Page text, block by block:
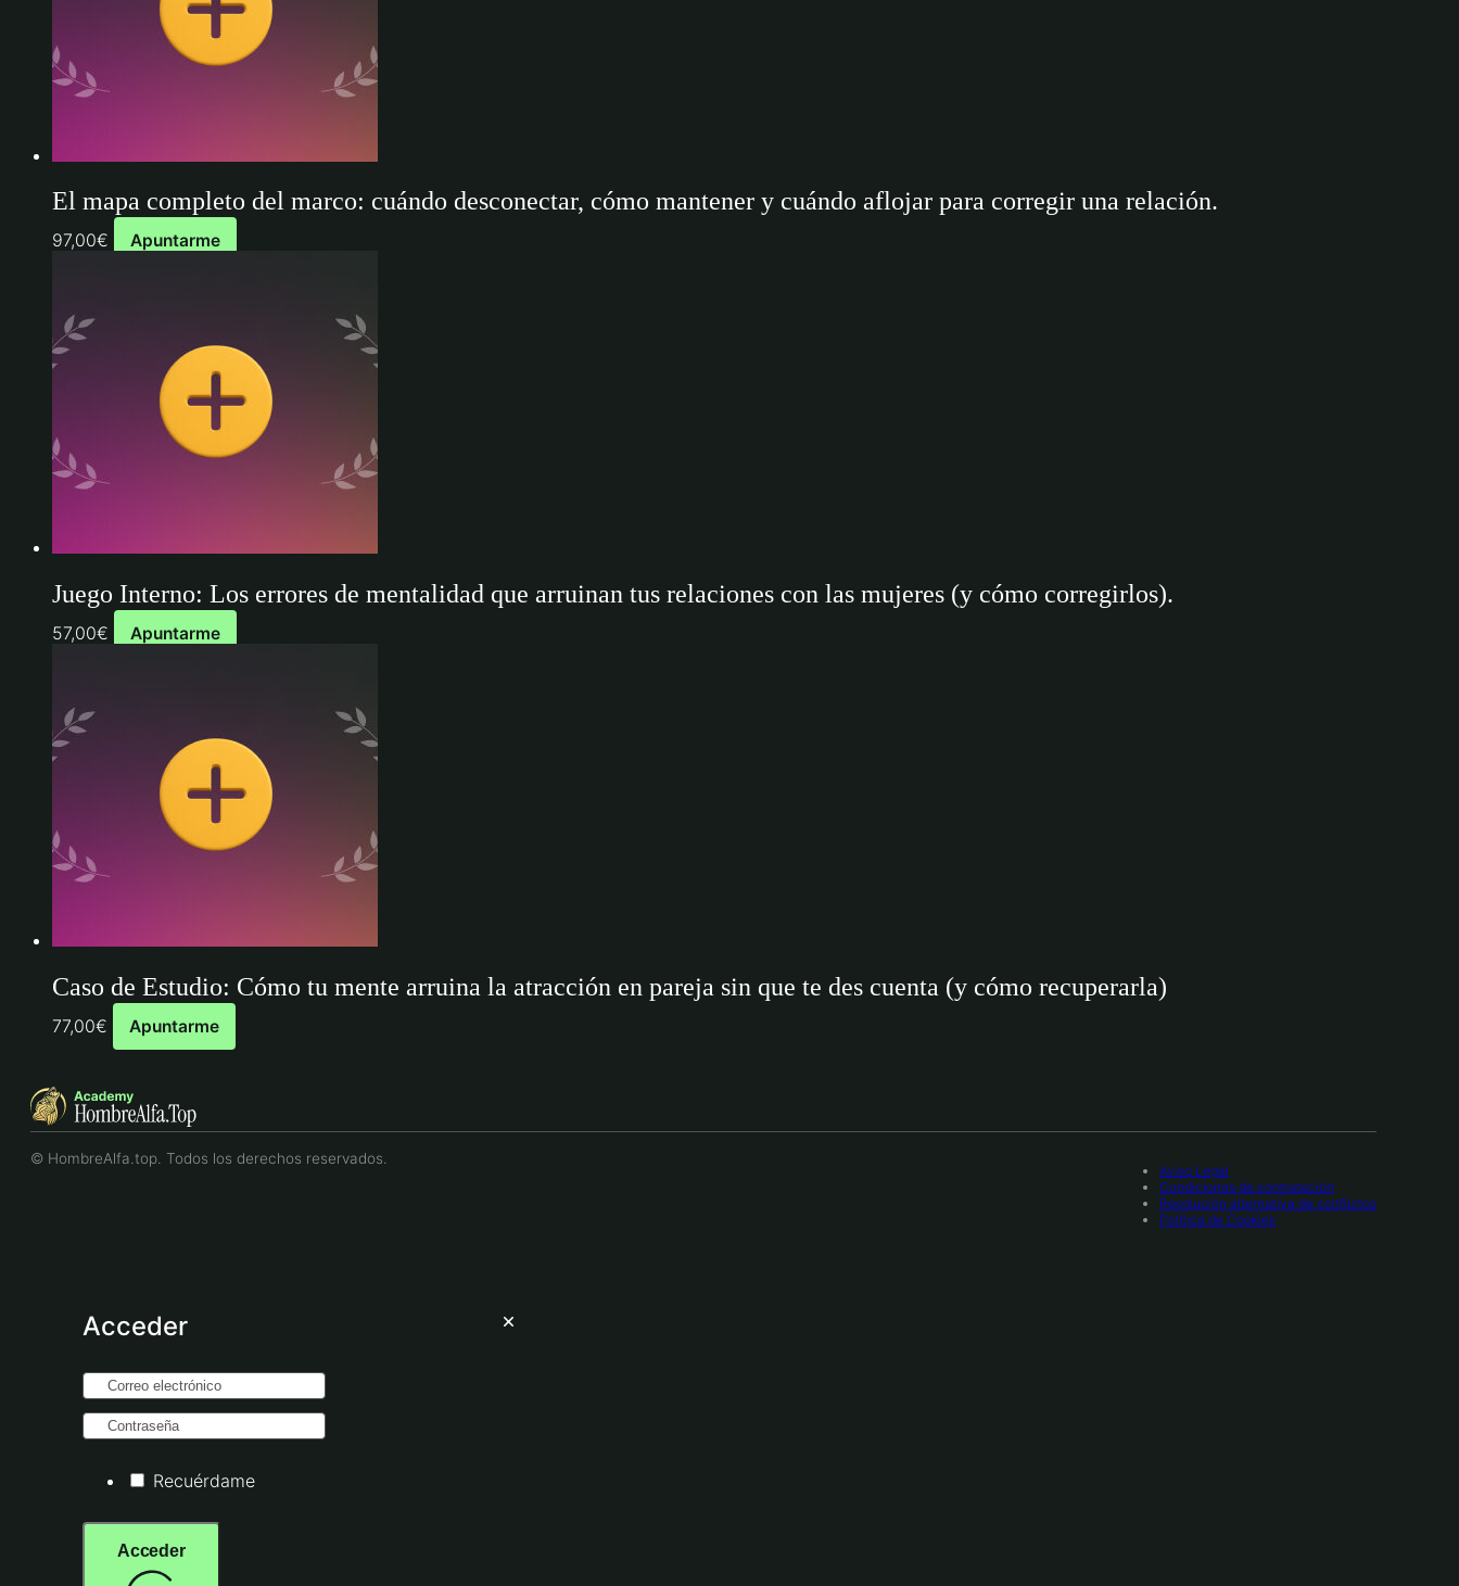
El mapa completo del marco: cuándo desconectar, cómo mantener y cuándo aflojar para corregir una relación.
97,00€ Apuntarme
Juego Interno: Los errores de mentalidad que arruinan tus relaciones con las mujeres (y cómo corregirlos).
57,00€ Apuntarme
Caso de Estudio: Cómo tu mente arruina la atracción en pareja sin que te des cuenta (y cómo recuperarla)
77,00€ Apuntarme
© HombreAlfa.top. Todos los derechos reservados.
Aviso Legal
Condiciones de contratación
Resolución alternativa de conflictos
Política de Cookies
Acceder
Recuérdame
Acceder